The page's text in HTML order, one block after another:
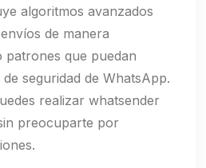
algoritmos avanzados
de manera
patrones que puedan
seguridad de WhatsApp.
realizar whatsender
preocuparte por